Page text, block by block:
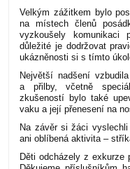
Velkým zážitkem bylo
na místech členů
vyzkoušely
důležité je dodržovat
ukázněnosti si s tímto
Největší nadšení
a přilby, včetně
zkušeností bylo také
vaku a její přenesení na
Na závěr si žáci
ani oblíbená aktivita –
Děti odcházely z exkurze